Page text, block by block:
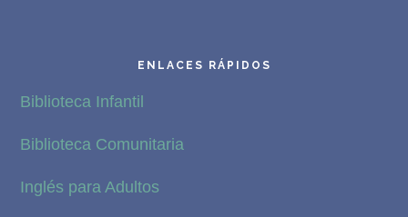
ENLACES RÁPIDOS
Biblioteca Infantil
Biblioteca Comunitaria
Inglés para Adultos